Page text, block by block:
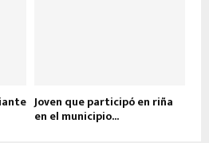
Joven que participó en riña
en el municipio...